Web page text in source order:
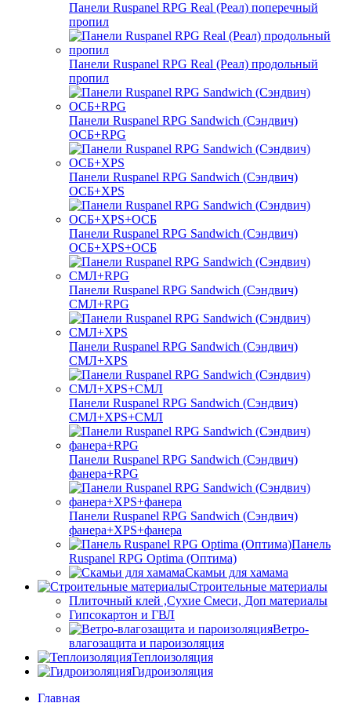
Панели Ruspanel RPG Real (Реал) поперечный
пропил
Панели Ruspanel RPG Real (Реал) продольный
пропил
Панели Ruspanel RPG Sandwich (Сэндвич)
ОСБ+RPG
Панели Ruspanel RPG Sandwich (Сэндвич)
ОСБ+XPS
Панели Ruspanel RPG Sandwich (Сэндвич)
ОСБ+XPS+ОСБ
Панели Ruspanel RPG Sandwich (Сэндвич)
СМЛ+RPG
Панели Ruspanel RPG Sandwich (Сэндвич)
СМЛ+XPS
Панели Ruspanel RPG Sandwich (Сэндвич)
СМЛ+XPS+СМЛ
Панели Ruspanel RPG Sandwich (Сэндвич)
фанера+RPG
Панели Ruspanel RPG Sandwich (Сэндвич)
фанера+XPS+фанера
Панель
Ruspanel RPG Optima (Оптима)
Скамьи для хамама
Строительные материалы
Плиточный клей ,Сухие Смеси, Доп материалы
Гипсокартон и ГВЛ
Ветро-
влагозащита и пароизоляция
Теплоизоляция
Гидроизоляция
Главная